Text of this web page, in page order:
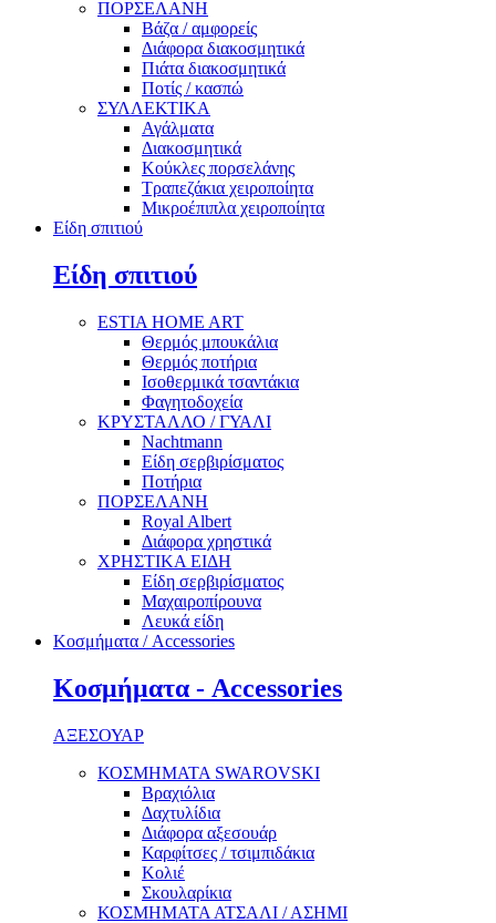
ΠΟΡΣΕΛΑΝΗ
Βάζα / αμφορείς
Διάφορα διακοσμητικά
Πιάτα διακοσμητικά
Ποτίς / κασπώ
ΣΥΛΛΕΚΤΙΚΑ
Αγάλματα
Διακοσμητικά
Κούκλες πορσελάνης
Τραπεζάκια χειροποίητα
Μικροέπιπλα χειροποίητα
Είδη σπιτιού
Είδη σπιτιού
ESTIA HOME ART
Θερμός μπουκάλια
Θερμός ποτήρια
Ισοθερμικά τσαντάκια
Φαγητοδοχεία
ΚΡΥΣΤΑΛΛΟ / ΓΥΑΛΙ
Nachtmann
Είδη σερβιρίσματος
Ποτήρια
ΠΟΡΣΕΛΑΝΗ
Royal Albert
Διάφορα χρηστικά
ΧΡΗΣΤΙΚΑ ΕΙΔΗ
Είδη σερβιρίσματος
Μαχαιροπίρουνα
Λευκά είδη
Κοσμήματα / Accessories
Κοσμήματα - Accessories
ΑΞΕΣΟΥΑΡ
ΚΟΣΜΗΜΑΤΑ SWAROVSKI
Βραχιόλια
Δαχτυλίδια
Διάφορα αξεσουάρ
Καρφίτσες / τσιμπιδάκια
Κολιέ
Σκουλαρίκια
ΚΟΣΜΗΜΑΤΑ ΑΤΣΑΛΙ / ΑΣΗΜΙ